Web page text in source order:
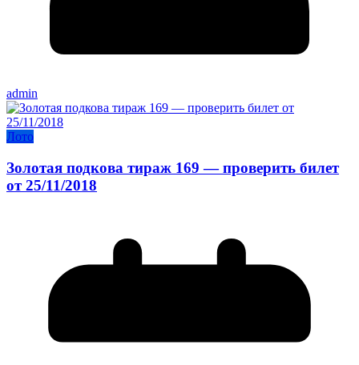
admin
Лото
Золотая подкова тираж 169 — проверить билет
от 25/11/2018